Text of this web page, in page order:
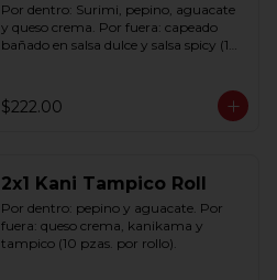
Por dentro: Surimi, pepino, aguacate
y queso crema. Por fuera: capeado
bañado en salsa dulce y salsa spicy (10
$222.00
2x1 Kani Tampico Roll
Por dentro: pepino y aguacate. Por
fuera: queso crema, kanikama y
tampico (10 pzas. por rollo).